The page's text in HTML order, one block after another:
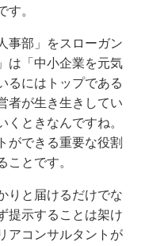
す。
事部」をスローガン
は「中小企業を元気
るにはトップである
者が生き生きしてい
くときなんですね。
ができる重要な役割
ことです。
りと届けるだけでな
提示することは架け
アコンサルタントが